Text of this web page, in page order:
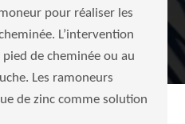
pour réaliser les
L’intervention
de cheminée ou au
Les ramoneurs
de zinc comme solution